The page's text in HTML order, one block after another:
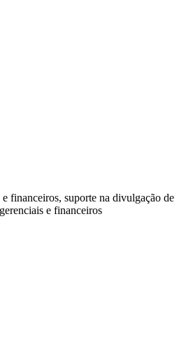
financeiros, suporte na divulgação de
e financeiros